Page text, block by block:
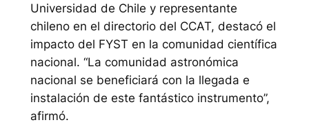
Universidad de Chile y representante
chileno en el directorio del CCAT, destacó el
impacto del FYST en la comunidad científica
nacional. “La comunidad astronómica
nacional se beneficiará con la llegada e
instalación de este fantástico instrumento”,
afirmó.